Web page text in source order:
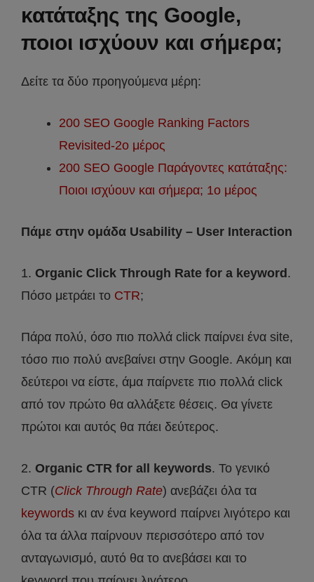
κατάταξης της Google,
ποιοι ισχύουν και σήμερα;
Δείτε τα δύο προηγούμενα μέρη:
200 SEO Google Ranking Factors
Revisited-2ο μέρος
200 SEO Google Παράγοντες κατάταξης:
Ποιοι ισχύουν και σήμερα; 1ο μέρος
Πάμε στην ομάδα Usability – User Interaction
1. Organic Click Through Rate for a keyword .
Πόσο μετράει το CTR;
Πάρα πολύ, όσο πιο πολλά click παίρνει ένα site,
τόσο πιο πολύ ανεβαίνει στην Google. Ακόμη και
δεύτεροι να είστε, άμα παίρνετε πιο πολλά click
από τον πρώτο θα αλλάξετε θέσεις. Θα γίνετε
πρώτοι και αυτός θα πάει δεύτερος.
2. Organic CTR for all keywords. Το γενικό
CTR (Click Through Rate) ανεβάζει όλα τα
keywords κι αν ένα keyword παίρνει λιγότερο και
όλα τα άλλα παίρνουν περισσότερο από τον
ανταγωνισμό, αυτό θα το ανεβάσει και το